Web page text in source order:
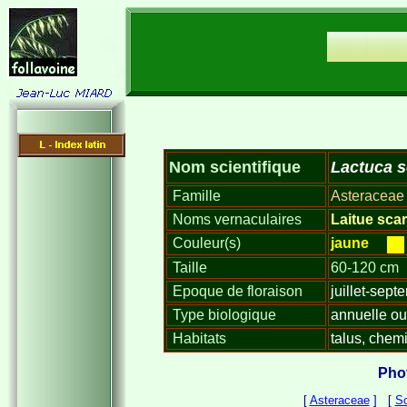
Nom scientifique Lactuca
Famille Asteraceae
Noms vernaculaires
Laitue
Couleur(s)
jaune
Taille
60-120 cm
Epoque de floraison
juillet-
Type biologique
annuelle
Habitats
talus,
[ Asteraceae] [